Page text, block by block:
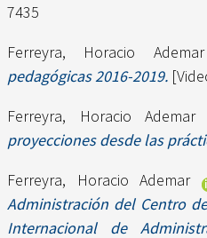
7435
Ferreyra, Horacio Ademar
pedagógicas 2016-2019.
Ferreyra, Horacio Ademar
proyecciones desde las
Ferreyra, Horacio Ademar
Administración del Centro
Internacional de